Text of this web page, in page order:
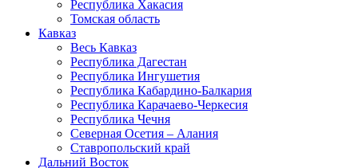
Республика Хакасия
Томская область
Кавказ
Весь Кавказ
Республика Дагестан
Республика Ингушетия
Республика Кабардино-Балкария
Республика Карачаево-Черкесия
Республика Чечня
Северная Осетия – Алания
Ставропольский край
Дальний Восток